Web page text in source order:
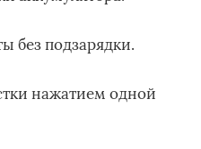
без подзарядки.
нажатием одной